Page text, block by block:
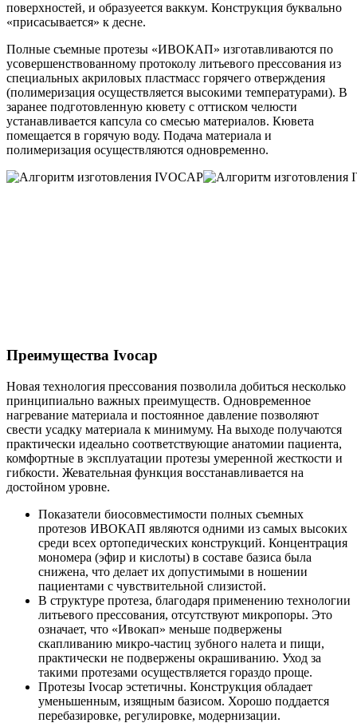
поверхностей, и образуеется ваккум. Конструкция буквально
«присасывается» к десне.
Полные съемные протезы «ИВОКАП» изготавливаются по
усовершенствованному протоколу литьевого прессования из
специальных акриловых пластмасс горячего отверждения
(полимеризация осуществляется высокими температурами). В
заранее подготовленную кювету с оттиском челюсти
устанавливается капсула со смесью материалов. Кювета
помещается в горячую воду. Подача материала и
полимеризация осуществляются одновременно.
Преимущества Ivocap
Новая технология прессования позволила добиться несколько
принципиально важных преимуществ. Одновременное
нагревание материала и постоянное давление позволяют
свести усадку материала к минимуму. На выходе получаются
практически идеально соответствующие анатомии пациента,
комфортные в эксплуатации протезы умеренной жесткости и
гибкости. Жевательная функция восстанавливается на
достойном уровне.
Показатели биосовместимости полных съемных
протезов ИВОКАП являются одними из самых высоких
среди всех ортопедических конструкций. Концентрация
мономера (эфир и кислоты) в составе базиса была
снижена, что делает их допустимыми в ношении
пациентами с чувствительной слизистой.
В структуре протеза, благодаря применению технологии
литьевого прессования, отсутствуют микропоры. Это
означает, что «Ивокап» меньше подвержены
скапливанию микро-частиц зубного налета и пищи,
практически не подвержены окрашиванию. Уход за
такими протезами осуществляется гораздо проще.
Протезы Ivocap эстетичны. Конструкция обладает
уменьшенным, изящным базисом. Хорошо поддается
перебазировке, регулировке, модернизации.